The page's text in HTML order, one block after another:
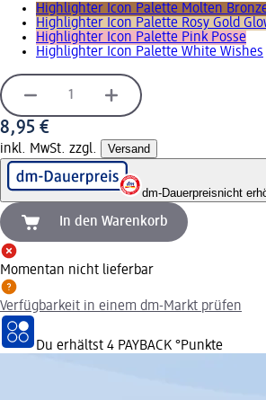
Highlighter Icon Palette Molten
Highlighter Icon Palette Rosy Gold
Highlighter Icon Palette Pink Posse
Highlighter Icon Palette White Wishes
8,95 €
inkl. MwSt. zzgl. Versand
dm-Dauerpreisnicht
In den Warenkorb
Momentan nicht lieferbar
Verfügbarkeit in einem dm-Markt prüfen
Du erhältst 4 PAYBACK °Punkte